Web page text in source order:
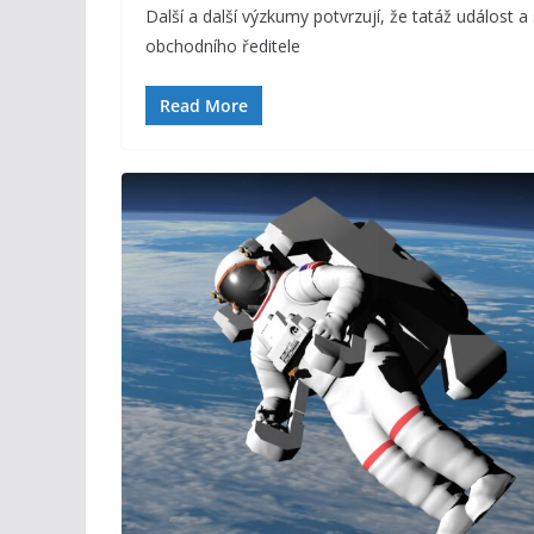
Další a další výzkumy potvrzují, že tatáž událost
obchodního ředitele
Read More